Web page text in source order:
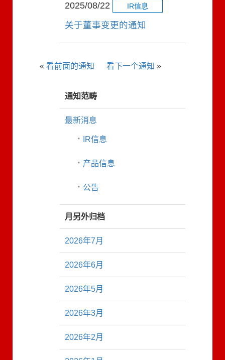
2025/08/22 IR信息
关于董事变更的通知
« 看前面的通知 看下一个通知 »
通知范畴
最新消息
IR信息
产品信息
公告
月另外归档
2026年7月
2026年6月
2026年5月
2026年3月
2026年2月